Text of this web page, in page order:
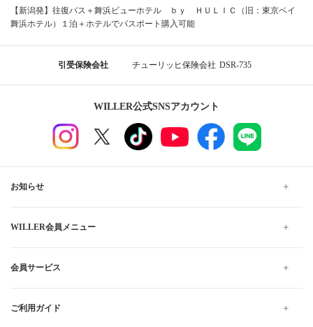
【新潟発】往復バス＋舞浜ビューホテル ｂｙ ＨＵＬＩＣ（旧：東京ベイ
舞浜ホテル）１泊＋ホテルでパスポート購入可能
引受保険会社 チューリッヒ保険会社 DSR-735
WILLER公式SNSアカウント
お知らせ
WILLER会員メニュー
会員サービス
ご利用ガイド